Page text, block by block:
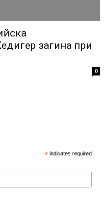
загина при
0
* indicates required